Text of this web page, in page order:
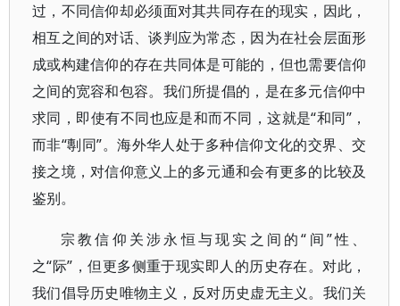
过，不同信仰却必须面对其共同存在的现实，因此，
相互之间的对话、谈判应为常态，因为在社会层面形
成或构建信仰的存在共同体是可能的，但也需要信仰
之间的宽容和包容。我们所提倡的，是在多元信仰中
求同，即使有不同也应是和而不同，这就是“和同”，
而非“剸同”。海外华人处于多种信仰文化的交界、交
接之境，对信仰意义上的多元通和会有更多的比较及
鉴别。
宗教信仰关涉永恒与现实之间的“间”性、
之“际”，但更多侧重于现实即人的历史存在。对此，
我们倡导历史唯物主义，反对历史虚无主义。我们关